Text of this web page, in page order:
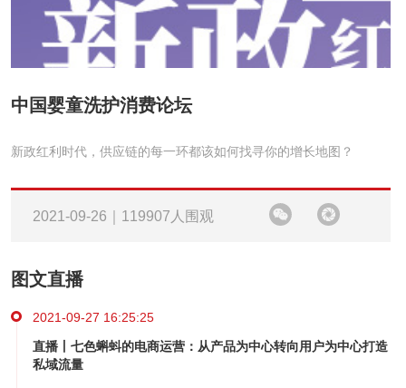
中国婴童洗护消费论坛
新政红利时代，供应链的每一环都该如何找寻你的增长地图？
2021-09-26｜119907人围观
图文直播
2021-09-27 16:25:25
直播丨七色蝌蚪的电商运营：从产品为中心转向用户为中心打造
私域流量